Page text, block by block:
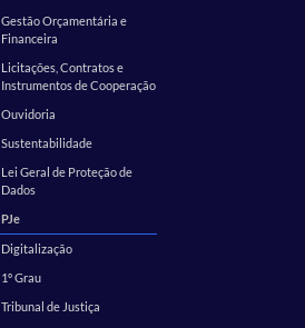
Gestão Orçamentária e
Financeira
Licitações, Contratos e
Instrumentos de Cooperação
Ouvidoria
Sustentabilidade
Lei Geral de Proteção de
Dados
PJe
Digitalização
1º Grau
Tribunal de Justiça